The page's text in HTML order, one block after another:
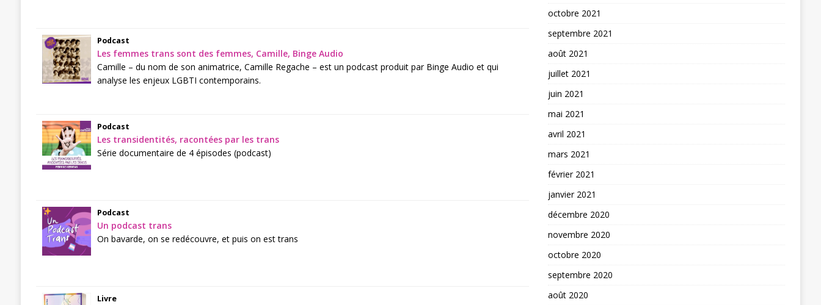
Podcast
Les femmes trans sont des femmes, Camille, Binge Audio
Camille – du nom de son animatrice, Camille Regache – est un podcast produit par Binge Audio et qui
analyse les enjeux LGBTI contemporains.
Podcast
Les transidentités, racontées par les trans
Série documentaire de 4 épisodes (podcast)
Podcast
Un podcast trans
On bavarde, on se redécouvre, et puis on est trans
Livre
octobre 2021
septembre 2021
août 2021
juillet 2021
juin 2021
mai 2021
avril 2021
mars 2021
février 2021
janvier 2021
décembre 2020
novembre 2020
octobre 2020
septembre 2020
août 2020